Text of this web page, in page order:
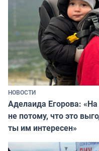
НОВОСТИ
Аделаида Егорова:
не потому, что это
ты им интересен»